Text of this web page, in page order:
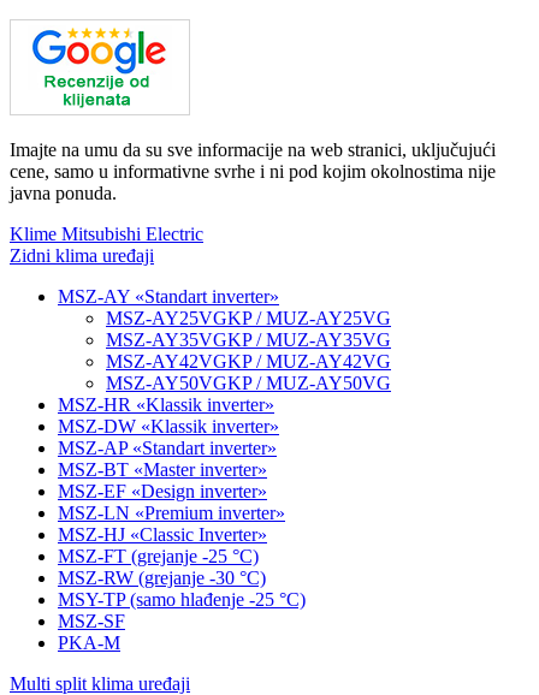
Imajte na umu da su sve informacije na web stranici, uključujući
cene, samo u informativne svrhe i ni pod kojim okolnostima nije
javna ponuda.
Klime Mitsubishi Electric
Zidni klima uređaji
MSZ-AY «Standart inverter»
MSZ-AY25VGKP / MUZ-AY25VG
MSZ-AY35VGKP / MUZ-AY35VG
MSZ-AY42VGKP / MUZ-AY42VG
MSZ-AY50VGKP / MUZ-AY50VG
MSZ-HR «Klassik inverter»
MSZ-DW «Klassik inverter»
MSZ-AP «Standart inverter»
MSZ-BT «Master inverter»
MSZ-EF «Design inverter»
MSZ-LN «Premium inverter»
MSZ-HJ «Classic Inverter»
MSZ-FT (grejanje -25 °C)
MSZ-RW (grejanje -30 °C)
MSY-TP (samo hlađenje -25 °C)
MSZ-SF
PKA-M
Multi split klima uređaji